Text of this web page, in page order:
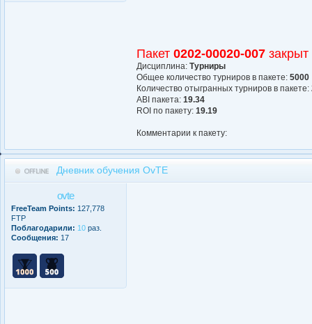
Пакет 0202-00020-007
Дисциплина: Турниры
Общее количество турниров в пакете: 5000
Количество отыгранных турниров в пакете:
АBI пакета: 19.34
ROI по пакету: 19.19
Комментарии к пакету:
Дневник обучения OvTE
ovte
FreeTeam Points: 127,778
FTP
Поблагодарили: 10 раз.
Сообщения: 17